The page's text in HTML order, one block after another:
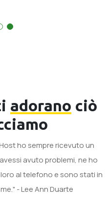
adorano ciò
ho sempre ricevuto un
avuto problemi, ne ho
al telefono e sono stati in
- Lee Ann Duarte